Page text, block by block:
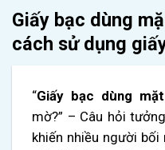
Giấy bạc dùng
cách sử dụng
“Giấy bạc dùng
mờ?” – Câu hỏi
khiến nhiều người